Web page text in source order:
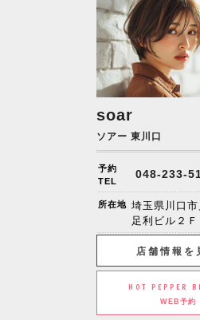
soar
ソアー 東川口
予約
TEL
048-233-
所在地 埼玉県川口
足利ビル２Ｆ
店舗情報を
HOT PEPPER
WEB予約